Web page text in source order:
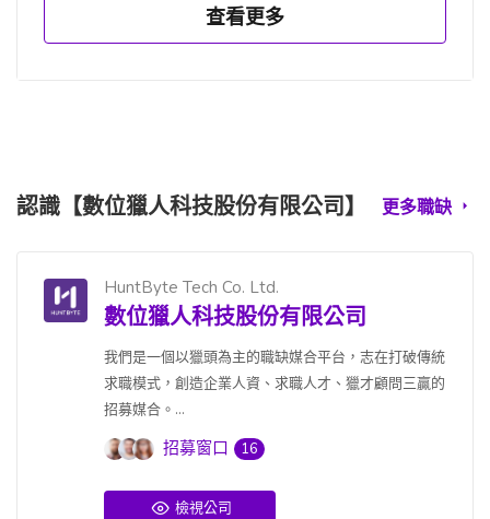
查看更多
認識【數位獵人科技股份有限公司】 更多職缺
HuntByte Tech Co. Ltd.
數位獵人科技股份有限公司
我們是一個以獵頭為主的職缺媒合平台，志在打破傳統
求職模式，創造企業人資、求職人才、獵才顧問三贏的
招募媒合。...
招募窗口 16
檢視公司